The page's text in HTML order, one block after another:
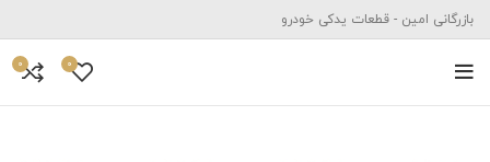
بازرگانی امین - قطعات یدکی خودرو
0
0